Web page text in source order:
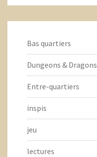
Bas quartiers
Dungeons & Dragons
Entre-quartiers
inspis
jeu
lectures